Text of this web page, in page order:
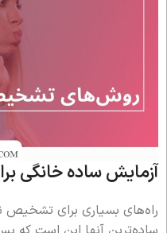
آزمایش ساده خانگی
راه‌های بسیاری برای تشخیص